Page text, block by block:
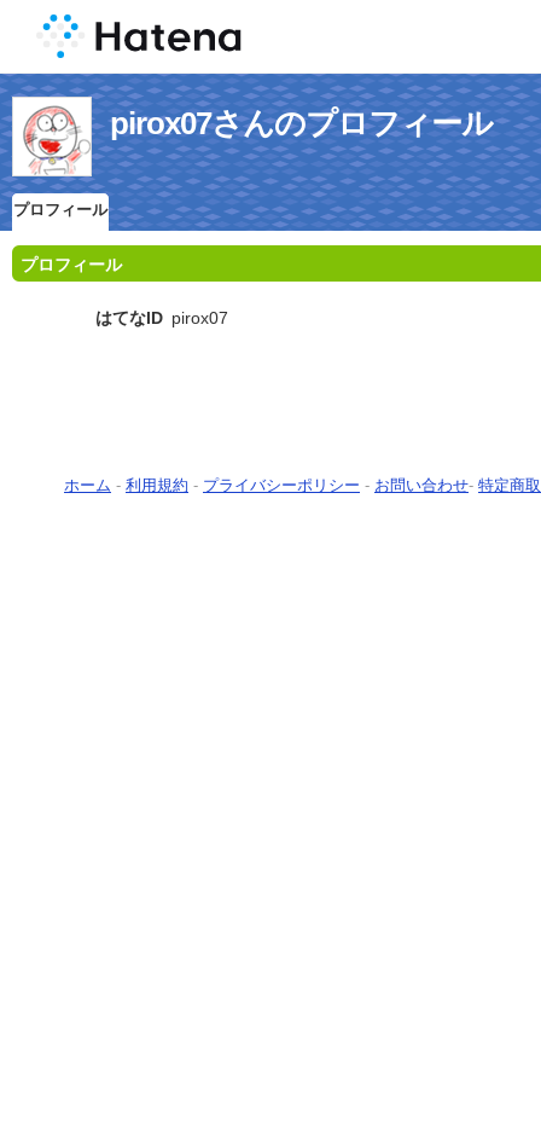
pirox07さんのプロフィール
プロフィール
プロフィール
はてなID pirox07
ホーム - 利用規約 - プライバシーポリシー - お問い合わせ- 特定商